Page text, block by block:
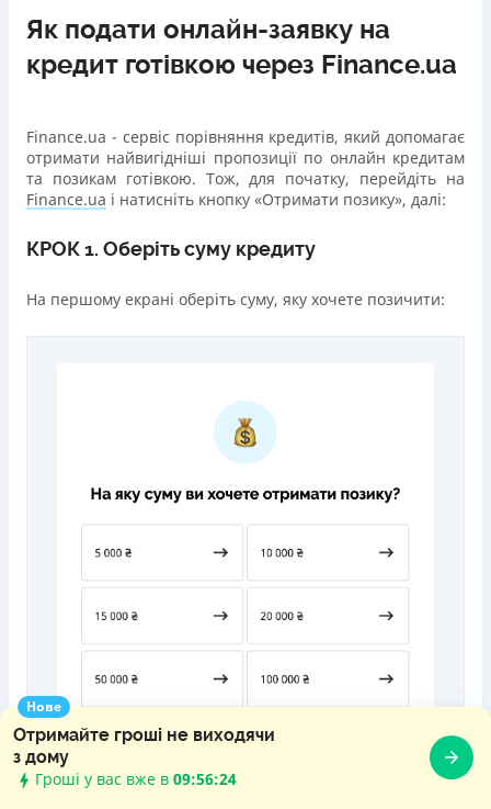
Нове
Отримайте гроші не виходячи
з дому
Гроші у вас вже в 09:56:26
Як подати онлайн-заявку на
кредит готівкою через Finance.ua
Finance.ua - сервіс порівняння кредитів, який допомагає
отримати найвигідніші пропозиції по онлайн кредитам
та позикам готівкою. Тож, для початку, перейдіть на
Finance.ua і натисніть кнопку «Отримати позику», далі:
КРОК 1. Оберіть суму кредиту
На першому екрані оберіть суму, яку хочете позичити: